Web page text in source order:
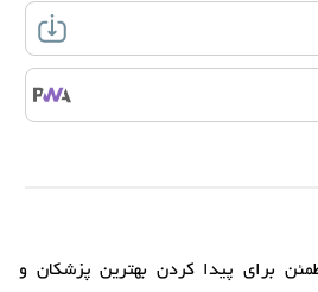
برای پیدا کردن بهترین پزشکان و